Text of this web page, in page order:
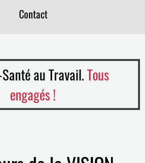
Contact
au Travail.Tous
engagés !